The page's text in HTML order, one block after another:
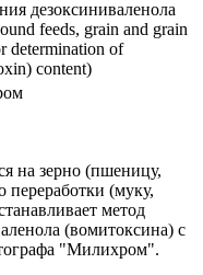
дезоксиниваленола
feeds, grain and grain
determination of
content)
на зерно (пшеницу,
переработки (муку,
метод
(вомитоксина) с
"Милихром".